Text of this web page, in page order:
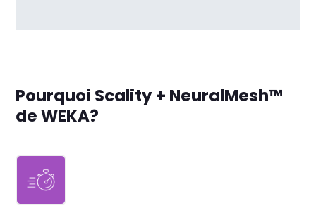
Pourquoi Scality + NeuralMesh™
de WEKA?